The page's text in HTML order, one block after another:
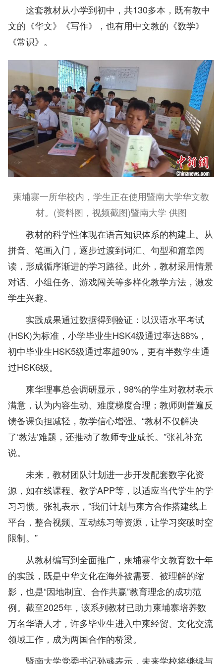
这套教材从小学到初中，共130多本，既有教中
文的《华文》《写作》，也有用中文教的《数学》
《常识》。
柬埔寨一所华校内，学生正在使用暨南大学华文教
材。(资料图，视频截图)暨南大学 供图
教材的科学性体现在语言知识体系的构建上。从
拼音、笔画入门，逐步过渡到词汇、句型和篇章阅
读，形成循序渐进的学习路径。此外，教材采用情景
对话、小组任务、游戏闯关等多样化教学方法，激发
学生兴趣。
实践成果通过数据得到验证：以汉语水平考试
(HSK)为标准，小学毕业生HSK4级通过率达88%，
初中毕业生HSK5级通过率超90%，更有半数学生通
过HSK6级。
柬华理事总会调研显示，98%的学生对教材表示
满意，认为内容生动、难度梯度合理；教师则普遍反
馈备课负担减轻，教学信心增强。“教材不仅解决
了‘教法’难题，还推动了教师专业成长。”张礼补充
说。
未来，教材团队计划进一步开发配套数字化资
源，如在线课程、教学APP等，以适应当代学生的学
习习惯。张礼表示，“我们计划与柬方合作搭建线上
平台，整合视频、互动练习等资源，让学习突破时空
限制。”
从教材编写到全面推广，柬埔寨华文教育数十年
的实践，既是中华文化在海外被需要、被理解的缩
影，也是“因地制宜、合作共赢”教育理念的成功范
例。截至2025年，该系列教材已助力柬埔寨培养数
万名华语人才，许多毕业生进入中柬经贸、文化交流
领域工作，成为两国合作的桥梁。
暨南大学党委书记孙彧表示，未来学校将继续与